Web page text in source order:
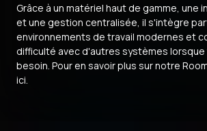
Grâce à un matériel haut de gamme, une
et une gestion centralisée, il s'intègre
environnements de travail modernes et
difficulté avec d'autres systèmes lorsque
besoin. Pour en savoir plus sur notre
ici.